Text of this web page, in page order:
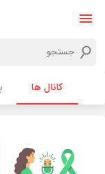
کانال ها